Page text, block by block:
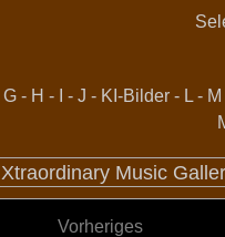
G - H - - J - KI-Bilder - L - M
Xtraordinary Music
Vorheriges